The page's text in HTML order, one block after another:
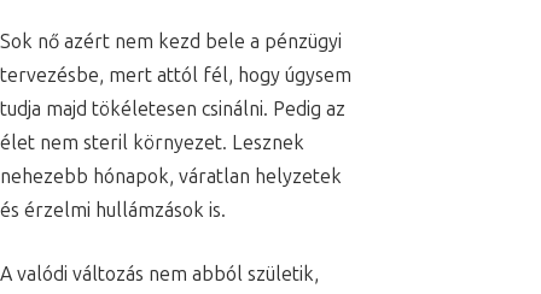
Sok nő azért nem kezd bele a pénzügyi
tervezésbe, mert attól fél, hogy úgysem
tudja majd tökéletesen csinálni. Pedig az
élet nem steril környezet. Lesznek
nehezebb hónapok, váratlan helyzetek
és érzelmi hullámzások is.
A valódi változás nem abból születik,